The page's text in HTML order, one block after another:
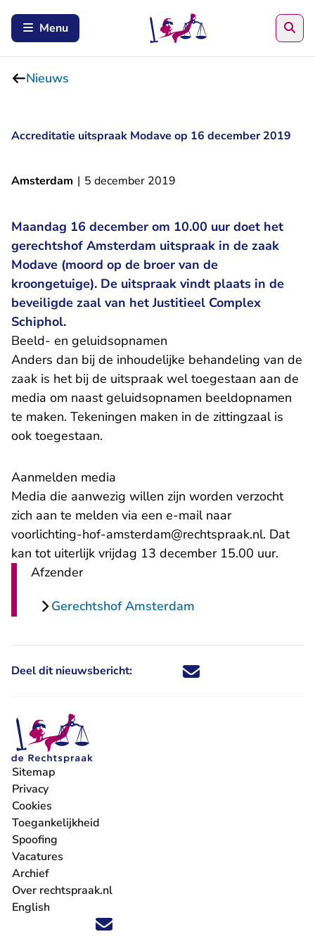
Menu
Nieuws
Accreditatie uitspraak Modave op 16 december 2019
Amsterdam | 5 december 2019
Maandag 16 december om 10.00 uur doet het
gerechtshof Amsterdam uitspraak in de zaak
Modave (moord op de broer van de
kroongetuige). De uitspraak vindt plaats in de
beveiligde zaal van het Justitieel Complex
Schiphol.
Beeld- en geluidsopnamen
Anders dan bij de inhoudelijke behandeling van de
zaak is het bij de uitspraak wel toegestaan aan de
media om naast geluidsopnamen beeldopnamen
te maken. Tekeningen maken in de zittingzaal is
ook toegestaan.
Aanmelden media
Media die aanwezig willen zijn worden verzocht
zich aan te melden via een e-mail naar
voorlichting-hof-amsterdam@rechtspraak.nl. Dat
kan tot uiterlijk vrijdag 13 december 15.00 uur.
Afzender
Gerechtshof Amsterdam
Deel dit nieuwsbericht: Deel dit nieuwsbericht via X -
Deel dit nieuwsbericht via
Deel dit nieuwsbericht
Deel dit
Volg ons op X (Twitter) - U verlaat Rechtspraak.nl
Volg ons op Facebook - U verlaat Rechtspraak.nl
Volg ons op Instagram - U verlaat Rechtspraak.nl
Volg ons op Youtube - U verlaat Rechtspraak.nl
Volg ons op LinkedIn - U verlaat
'Blijf op de hoogte' nieuwsbrief - U verlaat
Sitemap
Privacy
Cookies
Toegankelijkheid
Spoofing
Vacatures
- U verlaat Rechtspraak.nl
Archief
Over rechtspraak.nl
English